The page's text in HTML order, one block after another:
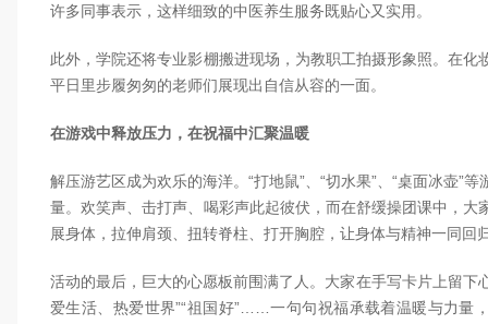
许多同事表示，这样细致的中医养生服务既贴心又实用。
此外，学院还将专业影棚搬进现场，为教职工拍摄形象照。在化
平日里步履匆匆的老师们展现出自信从容的一面。
在游戏中释放压力，在祝福中汇聚温暖
解压游艺区成为欢乐的海洋。“打地鼠”、“切水果”、“桌面冰壶”
量。欢笑声、击打声、喝彩声此起彼伏，而在舒缓操团课中，大
展身体，拉伸肩颈、扭转脊柱、打开胸腔，让身体与精神一同回
活动的最后，巨大的心愿板前围满了人。大家在手写卡片上留下
爱生活、热爱世界”“祖国好”……一句句祝福承载着温暖与力量